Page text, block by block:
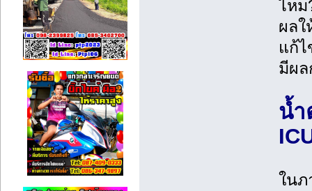
ไหม
ผลใ
แก้ไ
มีผล
น้ำ
ในภ